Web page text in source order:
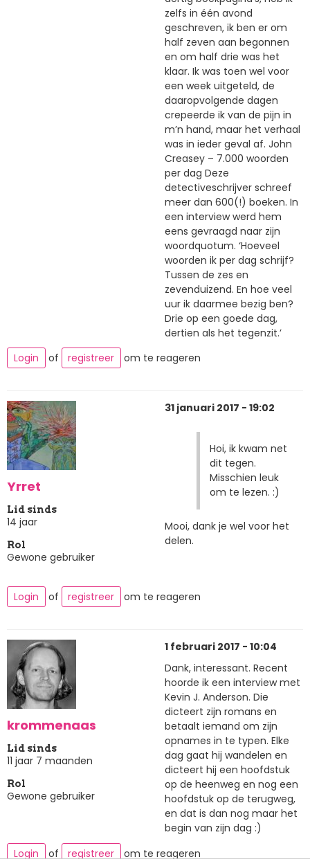
zelfs in één avond
geschreven, ik ben er om
half zeven aan begonnen
en om half drie was het
klaar. Ik was toen wel voor
een week uitgeteld, de
daaropvolgende dagen
crepeerde ik van de pijn in
m’n hand, maar het verhaal
was in ieder geval af. John
Creasey – 7.000 woorden
per dag Deze
detectiveschrijver schreef
meer dan 600(!) boeken. In
een interview werd hem
eens gevraagd naar zijn
woordquotum. ‘Hoeveel
woorden ik per dag schrijf?
Tussen de zes en
zevenduizend. En hoe veel
uur ik daarmee bezig ben?
Drie op een goede dag,
dertien als het tegenzit.’
Login
of registreer om te reageren
Yrret
Lid sinds
14 jaar
Rol
Gewone gebruiker
31 januari 2017 - 19:02
Hoi, ik kwam net
dit tegen.
Misschien leuk
om te lezen. :)
Mooi, dank je wel voor het
delen.
Login of registreer om te reageren
krommenaas
Lid sinds
11 jaar 7 maanden
Rol
Gewone gebruiker
1 februari 2017 - 10:04
Dank, interessant. Recent
hoorde ik een interview met
Kevin J. Anderson. Die
dicteert zijn romans en
betaalt iemand om zijn
opnames in te typen. Elke
dag gaat hij wandelen en
dicteert hij een hoofdstuk
op de heenweg en nog een
hoofdstuk op de terugweg,
en dat is dan nog maar het
begin van zijn dag :)
Login
of registreer om te reageren